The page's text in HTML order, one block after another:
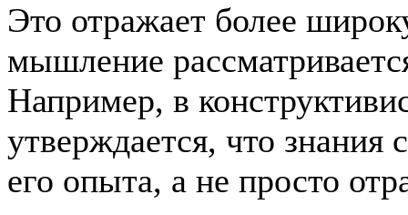
Это отражает более
мышление
Например, в
утверждается, что знания
его опыта, а не просто